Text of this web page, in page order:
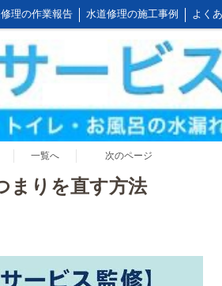
理の作業報告 水道修理の施工事例 よく
要 キッチンの作業料金 トイレの作業料金
一覧へ 次のページ
まりを直す方法